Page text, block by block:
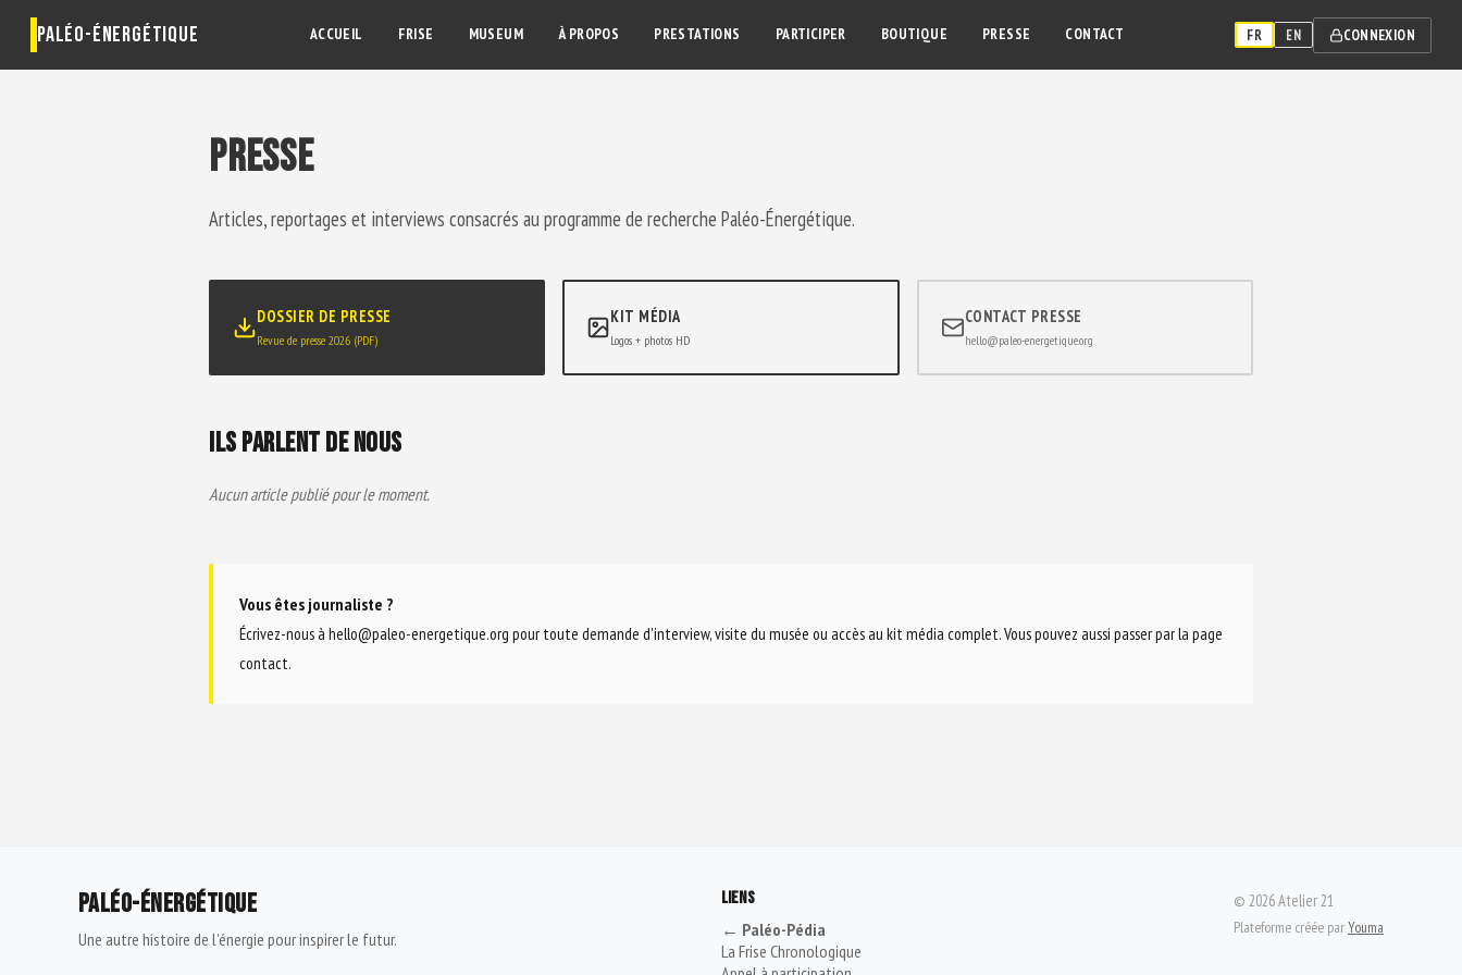
PALÉO-ÉNERGÉTIQUE ACCUEIL FRISE MUSEUM À PROPOS PRESTATIONS PARTICIPER BOUTIQUE PRESSE CONTACT FR EN CONNEXION
PRESSE
Articles, reportages et interviews consacrés au programme de recherche Paléo-Énergétique.
DOSSIER DE PRESSE
Revue de presse 2026 (PDF)
KIT MÉDIA
Logos + photos HD
CONTACT PRESSE
hello@paleo-energetique.org
ILS PARLENT DE NOUS
Aucun article publié pour le moment.
Vous êtes journaliste ?
Écrivez-nous à hello@paleo-energetique.org pour toute demande d'interview, visite du musée ou accès au kit média complet.Vous pouvez aussi passer par la page
contact.
PALÉO-ÉNERGÉTIQUE
Une autre histoire de l'énergie pour inspirer le futur.
LIENS
← Paléo-Pédia
La Frise Chronologique
© 2026Atelier 21
Plateforme créée parYouma